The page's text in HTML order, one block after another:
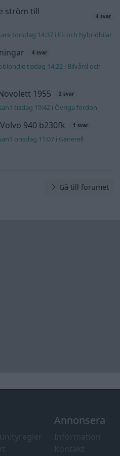
ström till
4 svar
torsdag 14:37 i El- och hybridbilar
4 svar
tisdag 14:22 i Bilvård och
1955 2 svar
tisdag 19:42 i Övriga fordon
940 b230fk 1 svar
onsdag 11:07 i Generell
Gå till forumet